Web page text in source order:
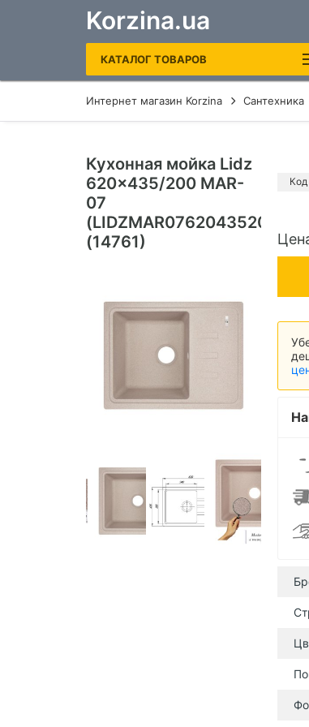
САНТЕХНИКА
ПОЛОТЕНЦЕСУШИТЕЛИ
ЭЛЕКТРИЧЕСКИЕ
ЭЛЕКТРОКОТЛЫ
ЗЕРКАЛА В ВАННУЮ
Korzina.ua
КАТАЛОГ ТОВАРОВ
Интернет магазин Korzina Сантехника
Кухонная мойка Lidz
620x435/200 MAR-
07
(LIDZMAR07620435200)
(14761)
Код